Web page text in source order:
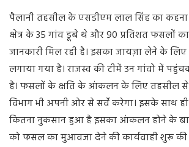
पैलानी तहसील के एसडीएम लाल सिंह का
क्षेत्र के 35 गांव डूबे थे और 90 प्रतिशत फसलों
जानकारी मिल रही है। इसका जायज़ा लेने के लिए
लगाया गया है। राजस्व की टीमें उन गांवो में
है। फसलों के क्षति के आंकलन के लिए तहसील से
विभाग भी अपनी ओर से सर्वे करेगा। इसके साथ
कितना नुकसान हुआ है इसका आंकलन होने के
को फसल का मुआवजा देने की कार्यवाही शुरू की